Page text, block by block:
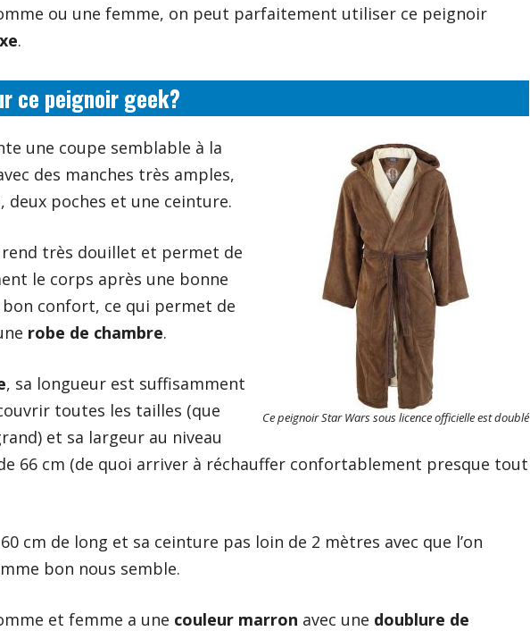
ou une femme, on peut parfaitement utiliser ce peignoir
.
ce peignoir geek?
Ce peignoir Star Wars sous licence officielle est doublé
une coupe semblable à la
des manches très amples,
deux poches et une ceinture.
très douillet et permet de
le corps après une bonne
confort, ce qui permet de
robe de chambre.
, sa longueur est suffisamment
toutes les tailles (que
et sa largeur au niveau
66 cm (de quoi arriver à réchauffer confortablement presque tout
cm de long et sa ceinture pas loin de 2 mètres avec que l’on
bon nous semble.
et femme a une couleur marron avec une doublure de